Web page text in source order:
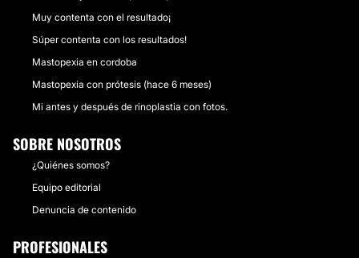
Muy contenta con el resultado¡
Súper contenta con los resultados!
Mastopexia en cordoba
Mastopexia con prótesis (hace 6 meses)
Mi antes y después de rinoplastia con fotos.
SOBRE NOSOTROS
¿Quiénes somos?
Equipo editorial
Denuncia de contenido
PROFESIONALES